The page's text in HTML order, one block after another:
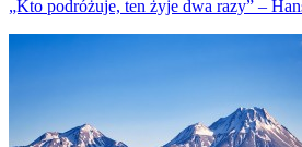
„Kto podróżuje, ten żyje dwa razy” –